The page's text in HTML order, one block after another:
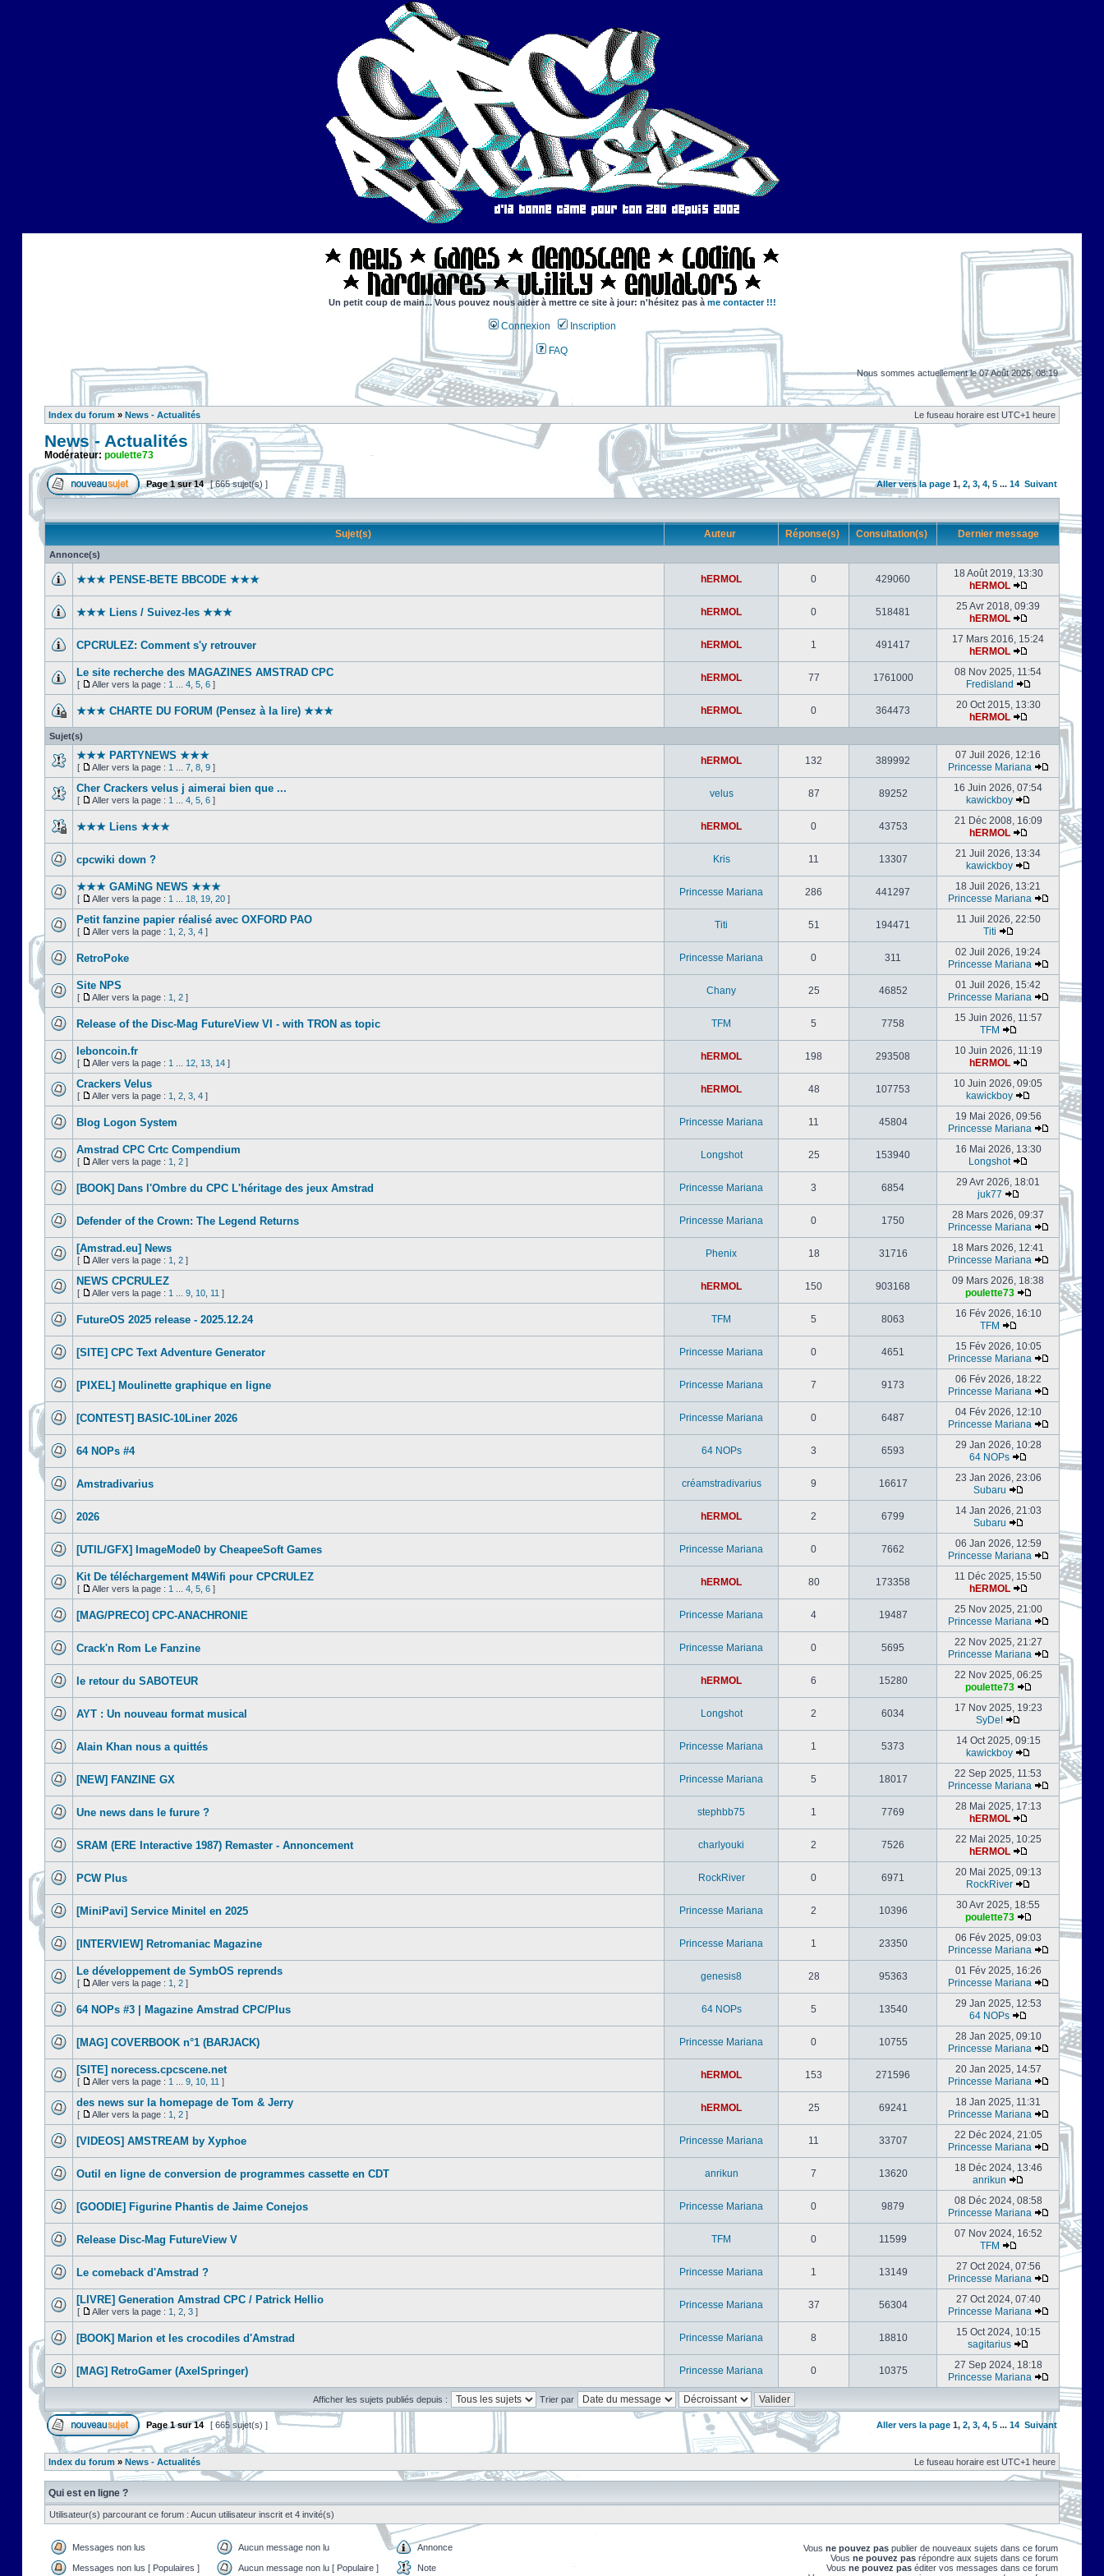
Un petit coup de main... Vous pouvez nous aider à mettre ce site à jour: n'hésitez pas à me contacter !!!
Connexion Inscription
FAQ
Nous sommes actuellement le 07 Août 2026, 08:19
Index du forum » News - Actualités Le fuseau horaire est UTC+1 heure
News - Actualités
Modérateur: poulette73
Page1sur14 [ 665 sujet(s) ] Aller vers la page 1, 2, 3, 4, 5 ... 14 Suivant
Sujet(s) Auteur Réponse(s) Consultation(s) Dernier message
Annonce(s)
★★★ PENSE-BETE BBCODE ★★★ hERMOL 0 429060
18 Août 2019, 13:30
hERMOL
★★★ Liens / Suivez-les ★★★ hERMOL 0 518481
25 Avr 2018, 09:39
hERMOL
CPCRULEZ: Comment s'y retrouver‎ hERMOL 1 491417
17 Mars 2016, 15:24
hERMOL
Le site recherche des MAGAZINES AMSTRAD CPC
[ Aller vers la page : 1 4 5 6 ]
hERMOL 77 1761000
08 Nov 2025, 11:54
Fredisland
★★★ CHARTE DU FORUM (Pensez à la lire) ★★★ hERMOL 0 364473
20 Oct 2015, 13:30
hERMOL
Sujet(s)
★★★ PARTYNEWS ★★★
[ Aller vers la page : 1 7 8 9 ]
hERMOL 132 389992
07 Juil 2026, 12:16
Princesse Mariana
Cher Crackers velus j aimerai bien que ...
[ Aller vers la page : 1 4 5 6 ]
velus 87 89252
16 Juin 2026, 07:54
kawickboy
★★★ Liens ★★★ hERMOL 0 43753
21 Déc 2008, 16:09
hERMOL
cpcwiki down ? Kris 11 13307
21 Juil 2026, 13:34
kawickboy
★★★ GAMiNG NEWS ★★★
[ Aller vers la page : 1 18 19 20 ]
Princesse Mariana 286 441297
18 Juil 2026, 13:21
Princesse Mariana
Petit fanzine papier réalisé avec OXFORD PAO
[ Aller vers la page : 1 2 3 4 ]
Titi 51 194471
11 Juil 2026, 22:50
Titi
RetroPoke Princesse Mariana 0 311
02 Juil 2026, 19:24
Princesse Mariana
Site NPS
[ Aller vers la page : 1 2 ]
Chany 25 46852
01 Juil 2026, 15:42
Princesse Mariana
Release of the Disc-Mag FutureView VI - with TRON as topic TFM 5 7758
15 Juin 2026, 11:57
TFM
leboncoin.fr
[ Aller vers la page : 1 12 13 14 ]
hERMOL 198 293508
10 Juin 2026, 11:19
hERMOL
Crackers Velus
[ Aller vers la page : 1 2 3 4 ]
hERMOL 48 107753
10 Juin 2026, 09:05
kawickboy
Blog Logon System Princesse Mariana 11 45804
19 Mai 2026, 09:56
Princesse Mariana
Amstrad CPC Crtc Compendium
[ Aller vers la page : 1 2 ]
Longshot 25 153940
16 Mai 2026, 13:30
Longshot
[BOOK] Dans l'Ombre du CPC L'héritage des jeux Amstrad Princesse Mariana 3 6854
29 Avr 2026, 18:01
juk77
Defender of the Crown: The Legend Returns Princesse Mariana 0 1750
28 Mars 2026, 09:37
Princesse Mariana
[Amstrad.eu] News
[ Aller vers la page : 1 2 ]
Phenix 18 31716
18 Mars 2026, 12:41
Princesse Mariana
NEWS CPCRULEZ
[ Aller vers la page : 1 9 10 11 ]
hERMOL 150 903168
09 Mars 2026, 18:38
poulette73
FutureOS 2025 release - 2025.12.24 TFM 5 8063
16 Fév 2026, 16:10
TFM
[SITE] CPC Text Adventure Generator Princesse Mariana 0 4651
15 Fév 2026, 10:05
Princesse Mariana
[PIXEL] Moulinette graphique en ligne Princesse Mariana 7 9173
06 Fév 2026, 18:22
Princesse Mariana
[CONTEST] BASIC-10Liner 2026 Princesse Mariana 0 6487
04 Fév 2026, 12:10
Princesse Mariana
64 NOPs #4 64 NOPs 3 6593
29 Jan 2026, 10:28
64 NOPs
Amstradivarius créamstradivarius 9 16617
23 Jan 2026, 23:06
Subaru
2026 hERMOL 2 6799
14 Jan 2026, 21:03
Subaru
[UTIL/GFX] ImageMode0 by CheapeeSoft Games Princesse Mariana 0 7662
06 Jan 2026, 12:59
Princesse Mariana
Kit De téléchargement M4Wifi pour CPCRULEZ
[ Aller vers la page : 1 4 5 6 ]
hERMOL 80 173358
11 Déc 2025, 15:50
hERMOL
[MAG/PRECO] CPC-ANACHRONIE Princesse Mariana 4 19487
25 Nov 2025, 21:00
Princesse Mariana
Crack'n Rom Le Fanzine Princesse Mariana 0 5695
22 Nov 2025, 21:27
Princesse Mariana
le retour du SABOTEUR hERMOL 6 15280
22 Nov 2025, 06:25
poulette73
AYT : Un nouveau format musical Longshot 2 6034
17 Nov 2025, 19:23
SyDe!
Alain Khan nous a quittés Princesse Mariana 1 5373
14 Oct 2025, 09:15
kawickboy
[NEW] FANZINE GX Princesse Mariana 5 18017
22 Sep 2025, 11:53
Princesse Mariana
Une news dans le furure ? stephbb75 1 7769
28 Mai 2025, 17:13
hERMOL
SRAM (ERE Interactive 1987) Remaster - Annoncement charlyouki 2 7526
22 Mai 2025, 10:25
hERMOL
PCW Plus RockRiver 0 6971
20 Mai 2025, 09:13
RockRiver
[MiniPavi] Service Minitel en 2025 Princesse Mariana 2 10396
30 Avr 2025, 18:55
poulette73
[INTERVIEW] Retromaniac Magazine Princesse Mariana 1 23350
06 Fév 2025, 09:03
Princesse Mariana
Le développement de SymbOS reprends
[ Aller vers la page : 1 2 ]
genesis8 28 95363
01 Fév 2025, 16:26
Princesse Mariana
64 NOPs #3 | Magazine Amstrad CPC/Plus 64 NOPs 5 13540
29 Jan 2025, 12:53
64 NOPs
[MAG] COVERBOOK n°1 (BARJACK) Princesse Mariana 0 10755
28 Jan 2025, 09:10
Princesse Mariana
[SITE] norecess.cpcscene.net
[ Aller vers la page : 1 9 10 11 ]
hERMOL 153 271596
20 Jan 2025, 14:57
Princesse Mariana
des news sur la homepage de Tom & Jerry
[ Aller vers la page : 1 2 ]
hERMOL 25 69241
18 Jan 2025, 11:31
Princesse Mariana
[VIDEOS] AMSTREAM by Xyphoe Princesse Mariana 11 33707
22 Déc 2024, 21:05
Princesse Mariana
Outil en ligne de conversion de programmes cassette en CDT anrikun 7 13620
18 Déc 2024, 13:46
anrikun
[GOODIE] Figurine Phantis de Jaime Conejos Princesse Mariana 0 9879
08 Déc 2024, 08:58
Princesse Mariana
Release Disc-Mag FutureView V TFM 0 11599
07 Nov 2024, 16:52
TFM
Le comeback d'Amstrad ? Princesse Mariana 1 13149
27 Oct 2024, 07:56
Princesse Mariana
[LIVRE] Generation Amstrad CPC / Patrick Hellio
[ Aller vers la page : 1 2 3 ]
Princesse Mariana 37 56304
27 Oct 2024, 07:40
Princesse Mariana
[BOOK] Marion et les crocodiles d'Amstrad Princesse Mariana 8 18810
15 Oct 2024, 10:15
sagitarius
[MAG] RetroGamer (AxelSpringer) Princesse Mariana 0 10375
27 Sep 2024, 18:18
Princesse Mariana
Afficher les sujets publiés depuis : Trier par
Page1sur14 [ 665 sujet(s) ] Aller vers la page 1, 2, 3, 4, 5 ... 14 Suivant
Index du forum » News - Actualités Le fuseau horaire est UTC+1 heure
Qui est en ligne ?
Utilisateur(s) parcourant ce forum : Aucun utilisateur inscrit et 4 invité(s)
Messages non lus Aucun message non lu Annonce
Messages non lus [ Populaires ] Aucun message non lu [ Populaire ] Note
Vous ne pouvez pas publier de nouveaux sujets dans ce forum
Vous ne pouvez pas répondre aux sujets dans ce forum
Vous ne pouvez pas éditer vos messages dans ce forum